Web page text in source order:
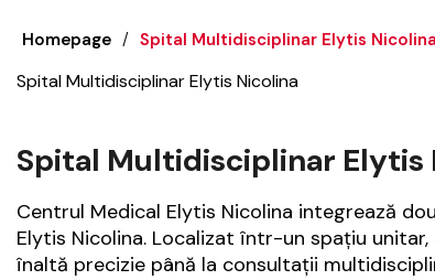
Homepage / Spital Multidisciplinar Elytis Nicolina
Spital Multidisciplinar Elytis Nicolina
Spital Multidisciplinar Elytis
Centrul Medical Elytis Nicolina integrează
Elytis Nicolina. Localizat într-un spațiu
înaltă precizie până la consultații